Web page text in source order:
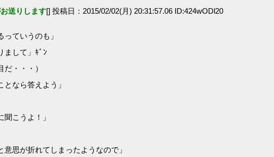
送りします[] 投稿日：2015/02/02(月) 20:31:57.06 ID:424wODl20
ていうのも」
まして」ｷﾞﾝ
・・・）
なら答えよう」
こうよ！」
思が折れてしまったようなので」